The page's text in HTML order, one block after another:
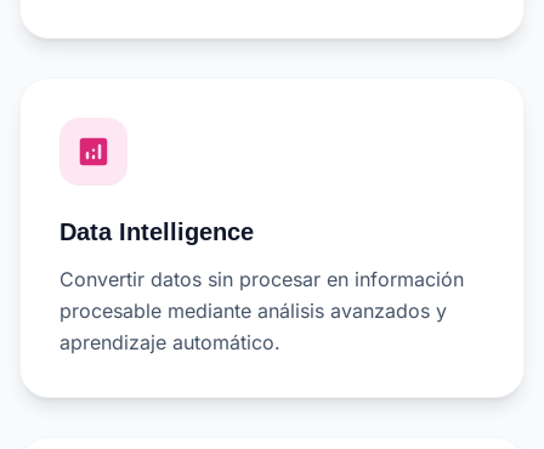
analytics
Data Intelligence
Convertir datos sin procesar en información
procesable mediante análisis avanzados y
aprendizaje automático.